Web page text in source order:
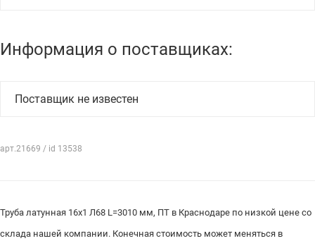
Информация о поставщиках:
Поставщик не известен
арт.21669 / id 13538
Труба латунная 16х1 Л68 L=3010 мм, ПТ в Краснодаре по низкой цене со
склада нашей компании. Конечная стоимость может меняться в